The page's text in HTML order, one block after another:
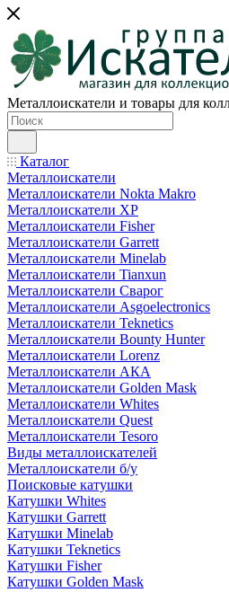
Металлоискатели и товары для
Каталог
Металлоискатели
Металлоискатели Nokta Makro
Металлоискатели XP
Металлоискатели Fisher
Металлоискатели Garrett
Металлоискатели Minelab
Металлоискатели Tianxun
Металлоискатели Сварог
Металлоискатели Asgoelectronics
Металлоискатели Teknetics
Металлоискатели Bounty Hunter
Металлоискатели Lorenz
Металлоискатели АКА
Металлоискатели Golden Mask
Металлоискатели Whites
Металлоискатели Quest
Металлоискатели Tesoro
Виды металлоискателей
Металлоискатели б/у
Поисковые катушки
Катушки Whites
Катушки Garrett
Катушки Minelab
Катушки Teknetics
Катушки Fisher
Катушки Golden Mask